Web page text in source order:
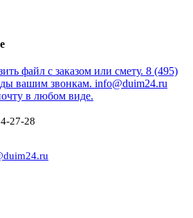
файл с заказом или смету. 8 (495)
вашим звонкам. info@duim24.ru
в любом виде.
27-28